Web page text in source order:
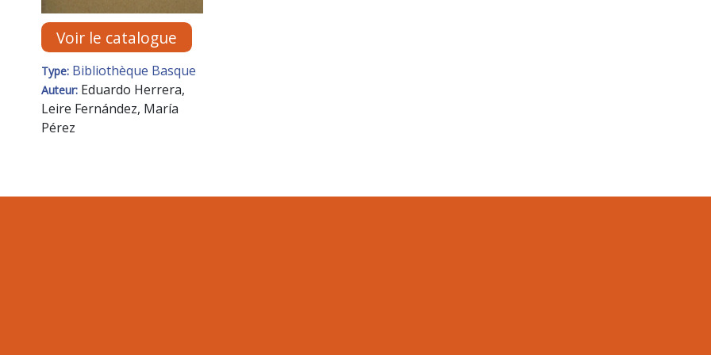
Voir le catalogue
Type: Bibliothèque Basque
Auteur: Eduardo Herrera,
Leire Fernández, María
Pérez